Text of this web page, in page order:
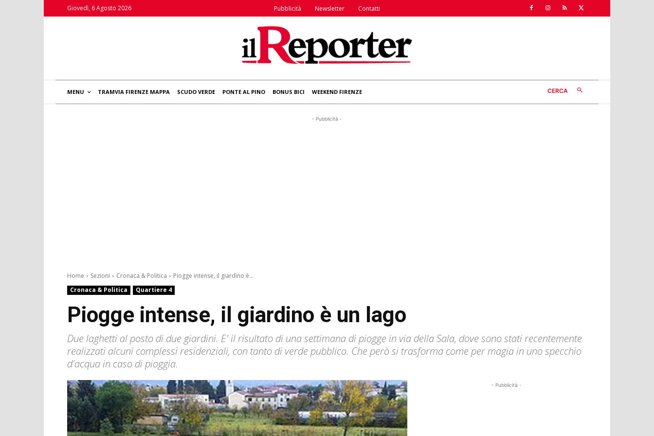
Giovedì, 6 Agosto 2026 Pubblicità Newsletter Contatti
MENU TRAMVIA FIRENZE MAPPA SCUDO VERDE PONTE AL PINO BONUS BICI WEEKEND FIRENZE CERCA
- Pubblicità -
Home Sezioni Cronaca & Politica
Piogge intense, il giardino è...
Cronaca & Politica
Quartiere 4
Piogge intense, il giardino è un lago
Due laghetti al posto di due giardini. E' il risultato di una settimana di piogge in via della Sala, dove sono stati recentemente
realizzati alcuni complessi residenziali, con tanto di verde pubblico. Che però si trasforma come per magia in uno specchio
d'acqua in caso di pioggia.
- Pubblicità -